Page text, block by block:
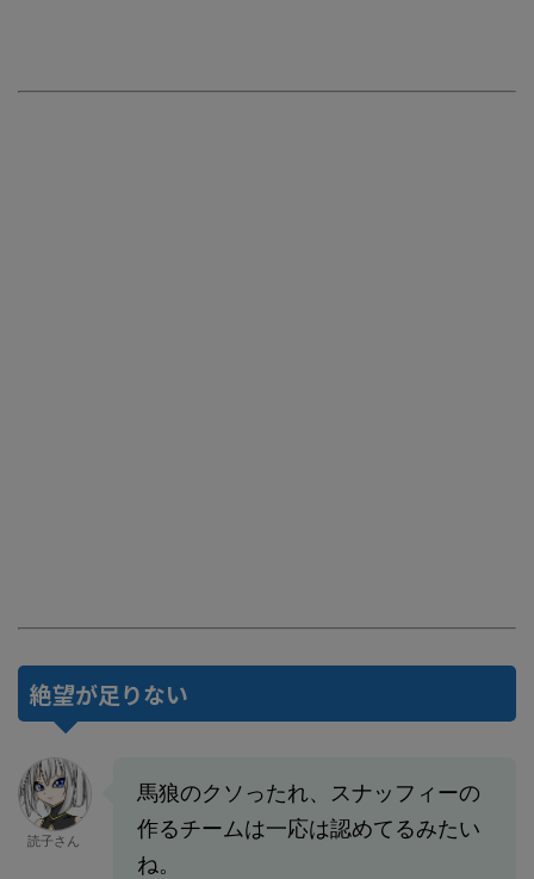
絶望が足りない
読子さん
馬狼のクソったれ、スナッフィーの
作るチームは一応は認めてるみたい
ね。